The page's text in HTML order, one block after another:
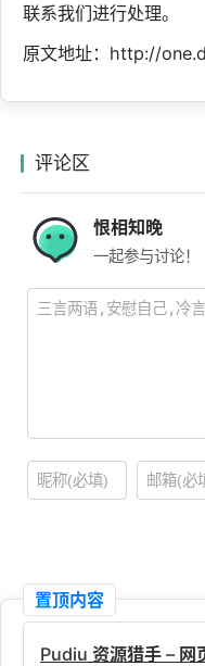
联系我们进行处理。
原文地址：http://
评论区
恨相知晚
一起参与讨论！
置顶内容
Pudiu 资源猎手 – 网